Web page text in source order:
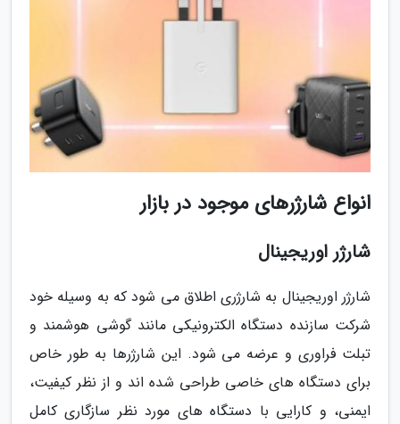
انواع شارژرهای موجود در بازار
شارژر اوریجینال
شارژر اوریجینال به شارژری اطلاق می شود که به وسیله خود
شرکت سازنده دستگاه الکترونیکی مانند گوشی هوشمند و
تبلت فراوری و عرضه می شود. این شارژرها به طور خاص
برای دستگاه های خاصی طراحی شده اند و از نظر کیفیت،
ایمنی، و کارایی با دستگاه های مورد نظر سازگاری کامل